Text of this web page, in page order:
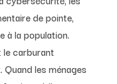
de pointe,
à la population.
carburant
. Quand les ménages